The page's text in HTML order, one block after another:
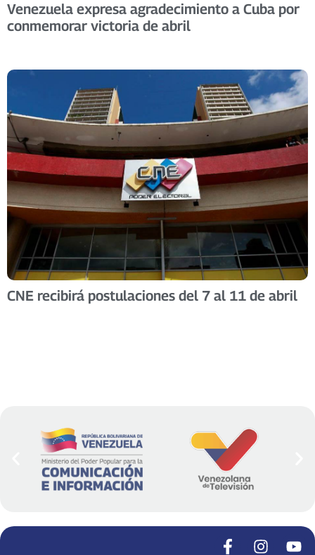
Venezuela expresa agradecimiento a Cuba por
conmemorar victoria de abril
CNE recibirá postulaciones del 7 al 11 de abril